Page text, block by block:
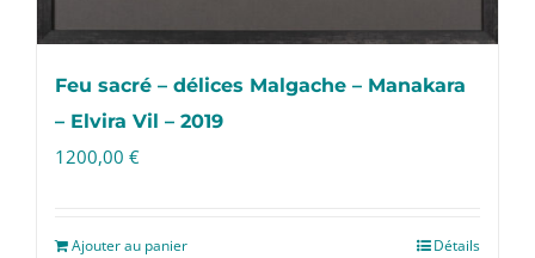
Feu sacré – délices Malgache – Manakara
– Elvira Vil – 2019
1200,00 €
Ajouter au panier Détails